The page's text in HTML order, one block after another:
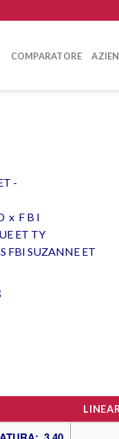
COMPARATORE
-
x F B I
ET TY
FBI SUZANNE ET